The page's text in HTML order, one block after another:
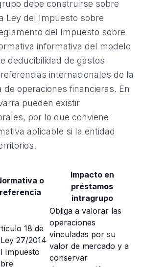
debe construirse sobre
Ley del Impuesto sobre
del Impuesto sobre
informativa del modelo
deducibilidad de gastos
internacionales de la
de operaciones financieras. En
pueden existir
por lo que conviene
aplicable si la entidad
o
referencia
Impacto en
préstamos
intragrupo
18 de
27/2014
Impuesto
Obliga a valorar las
operaciones
vinculadas por su
valor de mercado y a
conservar